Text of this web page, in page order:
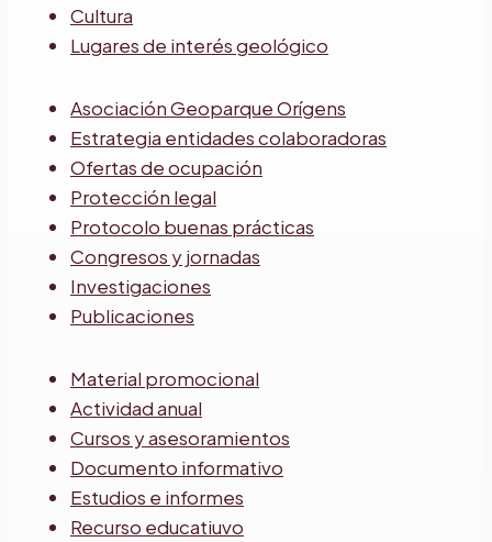
Cultura
Lugares de interés geológico
Asociación Geoparque Orígens
Estrategia entidades colaboradoras
Ofertas de ocupación
Protección legal
Protocolo buenas prácticas
Congresos y jornadas
Investigaciones
Publicaciones
Material promocional
Actividad anual
Cursos y asesoramientos
Documento informativo
Estudios e informes
Recurso educatiuvo